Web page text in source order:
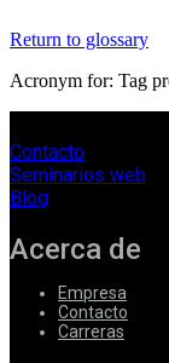
Corporate
Careers
Partners
Suppliers
Return to glossary
Acronym for: Tag
Contacto
Seminarios web
Blog
Acerca de
Empresa
Contacto
Carreras